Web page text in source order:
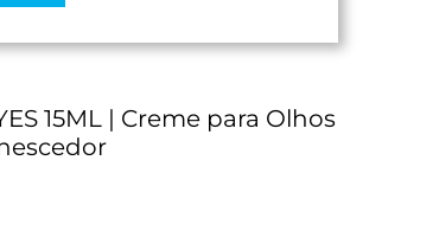
15ML | Creme para Olhos